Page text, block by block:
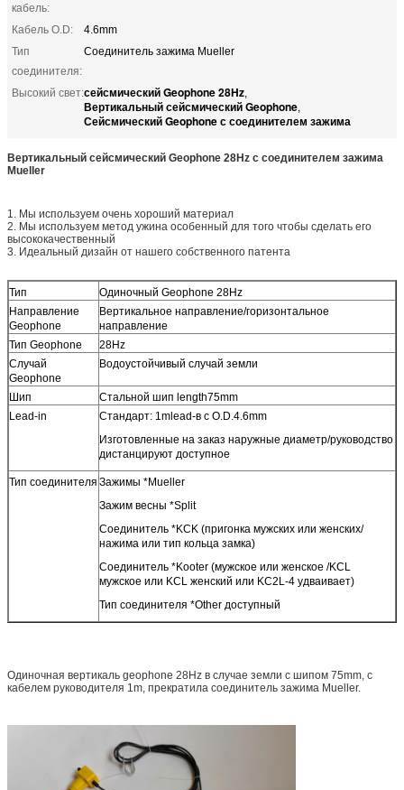
кабель:
Кабель O.D:
4.6mm
Тип
соединителя:
Соединитель зажима Mueller
Высокий свет:сейсмический Geophone 28Hz,
Вертикальный сейсмический Geophone,
Сейсмический Geophone с соединителем зажима
Вертикальный сейсмический Geophone 28Hz с соединителем зажима
Mueller
1. Мы используем очень хороший материал
2. Мы используем метод ужина особенный для того чтобы сделать его
высококачественный
3. Идеальный дизайн от нашего собственного патента
Тип
Одиночный Geophone 28Hz
Направление
Geophone
Вертикальное направление/горизонтальное
направление
Тип Geophone
28Hz
Случай
Geophone
Водоустойчивый случай земли
Шип
Стальной шип length75mm
Lead-in
Стандарт: 1mlead-в с O.D.4.6mm
Изготовленные на заказ наружные диаметр/руководство
дистанцируют доступное
Тип соединителя Зажимы *Mueller
Зажим весны *Split
Соединитель *KCK (пригонка мужских или женских/
нажима или тип кольца замка)
Соединитель *Kooter (мужское или женское /KCL
мужское или KCL женский или KC2L-4 удваивает)
Тип соединителя *Other доступный
Одиночная вертикаль geophone 28Hz в случае земли с шипом 75mm, с
кабелем руководителя 1m, прекратила соединитель зажима Mueller.